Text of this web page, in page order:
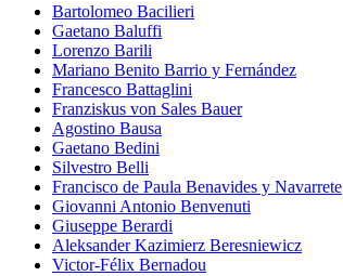
Bartolomeo Bacilieri
Gaetano Baluffi
Lorenzo Barili
Mariano Benito Barrio y Fernández
Francesco Battaglini
Franziskus von Sales Bauer
Agostino Bausa
Gaetano Bedini
Silvestro Belli
Francisco de Paula Benavides y Navarrete
Giovanni Antonio Benvenuti
Giuseppe Berardi
Aleksander Kazimierz Beresniewicz
Victor-Félix Bernadou